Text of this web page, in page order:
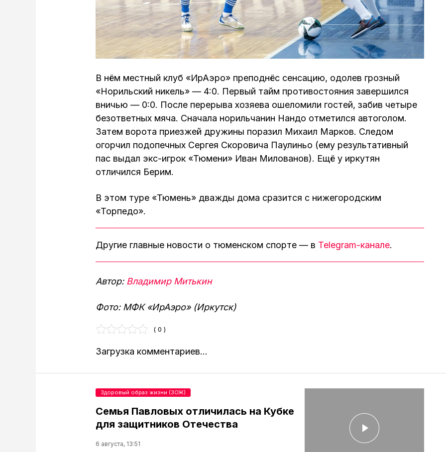
В нём местный клуб «ИрАэро» преподнёс сенсацию, одолев грозный
«Норильский никель» — 4:0. Первый тайм противостояния завершился
вничью — 0:0. После перерыва хозяева ошеломили гостей, забив четыре
безответных мяча. Сначала норильчанин Нандо отметился автоголом.
Затем ворота приезжей дружины поразил Михаил Марков. Следом
огорчил подопечных Сергея Скоровича Паулиньо (ему результативный
пас выдал экс-игрок «Тюмени» Иван Милованов). Ещё у иркутян
отличился Берим.
В этом туре «Тюмень» дважды дома сразится с нижегородским
«Торпедо».
Другие главные новости о тюменском спорте — в Telegram-канале.
Автор: Владимир Митькин
Фото: МФК «ИрАэро» (Иркутск)
( 0 )
Загрузка комментариев...
Семья Павловых отличилась на Кубке
для защитников Отечества
6 августа, 13:51
Здоровый образ жизни (ЗОЖ)